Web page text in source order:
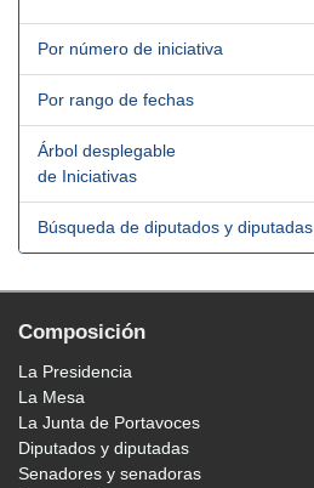
Por número de iniciativa
Por rango de fechas
Árbol desplegable
de Iniciativas
Búsqueda de diputados y diputadas
Composición
La Presidencia
La Mesa
La Junta de Portavoces
Diputados y diputadas
Senadores y senadoras